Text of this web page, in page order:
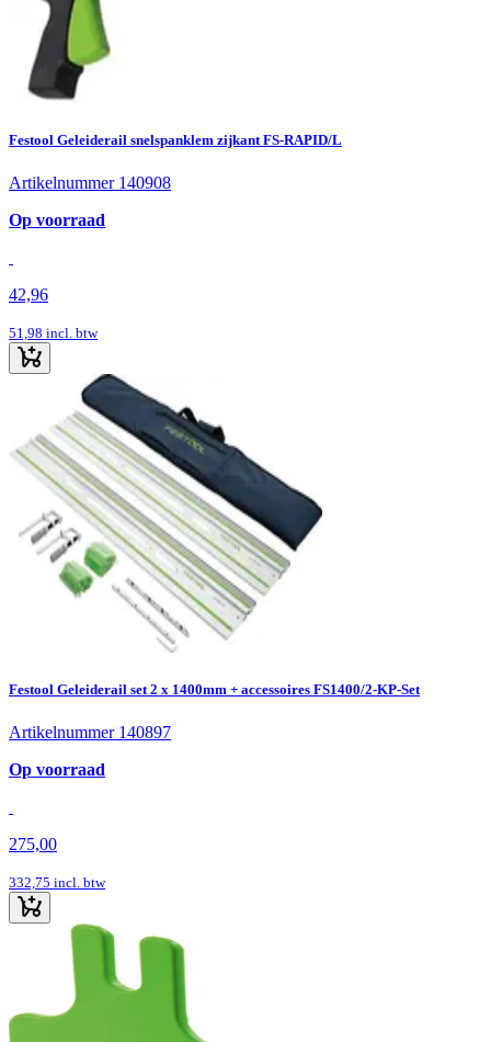
Festool Geleiderail snelspanklem zijkant FS-RAPID/L
Artikelnummer 140908
Op voorraad
42,96
51,98 incl. btw
Festool Geleiderail set 2 x 1400mm + accessoires FS1400/2-KP-Set
Artikelnummer 140897
Op voorraad
275,00
332,75 incl. btw